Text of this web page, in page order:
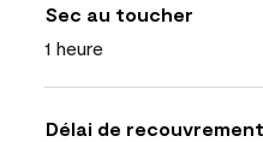
Sec au toucher
1 heure
Délai de recouvrement